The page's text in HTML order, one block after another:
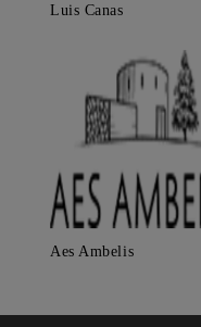
Luis Canas
Aes Ambelis